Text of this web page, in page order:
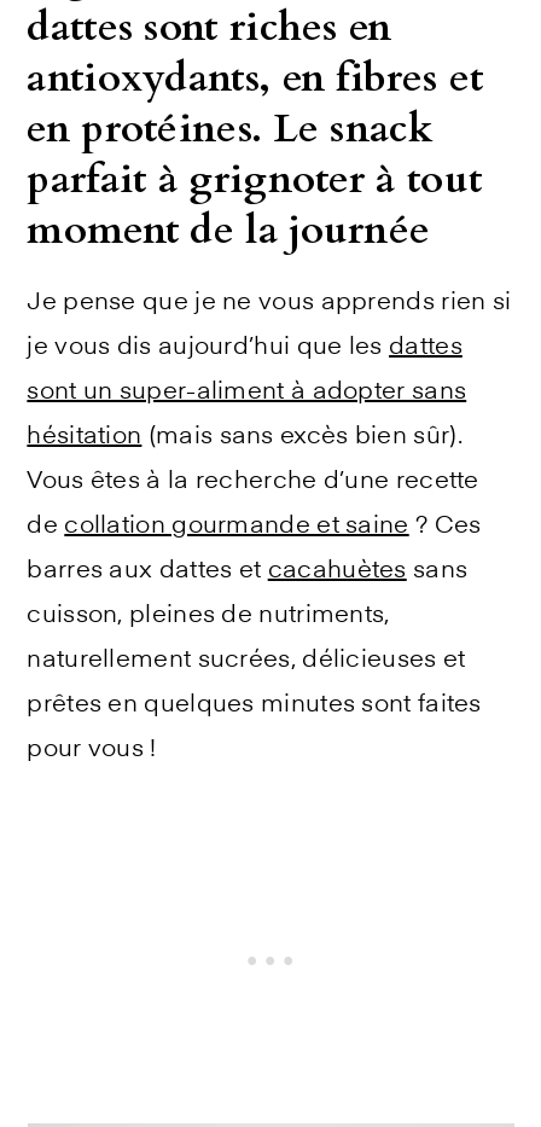
dattes sont riches en
antioxydants, en fibres et
en protéines. Le snack
parfait à grignoter à tout
moment de la journée
Je pense que je ne vous apprends rien si
je vous dis aujourd’hui que les dattes
sont un super-aliment à adopter sans
hésitation (mais sans excès bien sûr).
Vous êtes à la recherche d’une recette
de collation gourmande et saine ? Ces
barres aux dattes et cacahuètes sans
cuisson, pleines de nutriments,
naturellement sucrées, délicieuses et
prêtes en quelques minutes sont faites
pour vous !